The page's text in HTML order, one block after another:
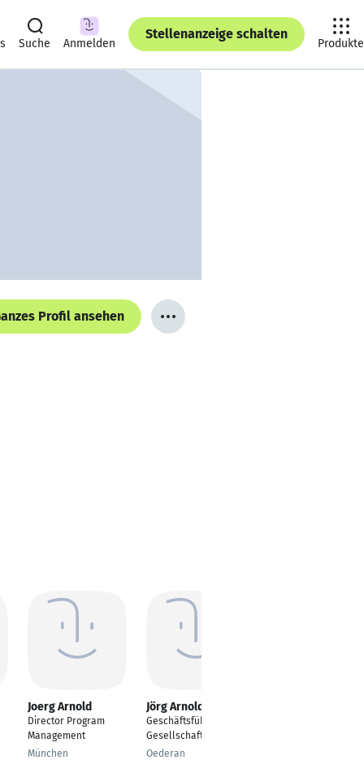
Suche Anmelden
Stellenanzeige schalten
Produkte
Profil ansehen
Joerg Arnold
Director Program
Management
München
Jörg Arnold
Geschäftsführender
Gesellschafter
Oederan